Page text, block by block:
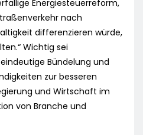
Energiesteuerreform,
nach
differenzieren würde,
Wichtig sei
Bündelung und
zur besseren
und Wirtschaft im
von Branche und